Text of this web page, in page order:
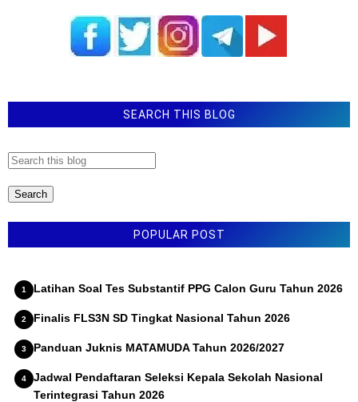
Contoh KSP SMP - MTS format word dan pdf
SE Mendikdasmen Nomor 2 Tahun 2026 Tentang
Pelaksanaan Pagi Ceria Dan Upacara Bendera Pada
Permendikdasmen Nomor 13 Tahun 2025 tentang
SEARCH THIS BLOG
POPULAR POST
Latihan Soal Tes Substantif PPG Calon Guru Tahun 2026
Finalis FLS3N SD Tingkat Nasional Tahun 2026
Panduan Juknis MATAMUDA Tahun 2026/2027
Jadwal Pendaftaran Seleksi Kepala Sekolah Nasional
Terintegrasi Tahun 2026